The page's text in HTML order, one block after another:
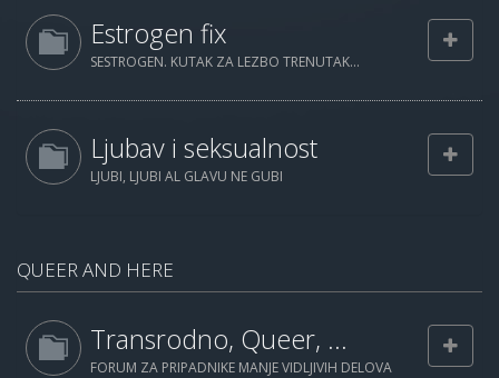
Estrogen fix
SESTROGEN. KUTAK ZA LEZBO TRENUTAK...
Ljubav i seksualnost
LJUBI, LJUBI AL GLAVU NE GUBI
QUEER AND HERE
Transrodno, Queer, ...
FORUM ZA PRIPADNIKE MANJE VIDLJIVIH DELOVA